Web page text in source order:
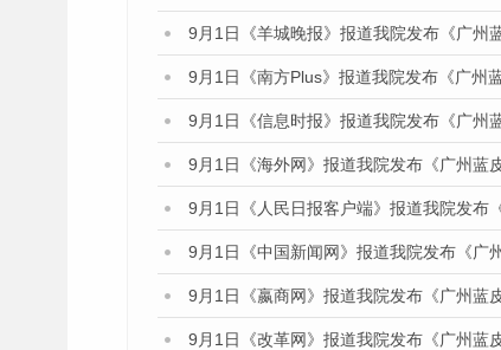
9月1日《羊城晚报》报道我院发布《广州
9月1日《南方Plus》报道我院发布《广州
9月1日《信息时报》报道我院发布《广州
9月1日《海外网》报道我院发布《广州蓝
9月1日《人民日报客户端》报道我院发布
9月1日《中国新闻网》报道我院发布《广
9月1日《嬴商网》报道我院发布《广州蓝
9月1日《改革网》报道我院发布《广州蓝